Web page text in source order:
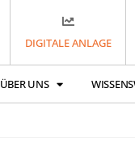
DIGITALE ANLAGE
ÜBER UNS